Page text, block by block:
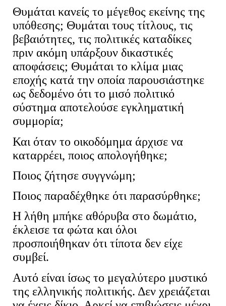
Θυμάται κανείς το μέγεθος εκείνης της
υπόθεσης; Θυμάται τους τίτλους, τις
βεβαιότητες, τις πολιτικές καταδίκες
πριν ακόμη υπάρξουν δικαστικές
αποφάσεις; Θυμάται το κλίμα μιας
εποχής κατά την οποία παρουσιάστηκε
ως δεδομένο ότι το μισό πολιτικό
σύστημα αποτελούσε εγκληματική
συμμορία;
Και όταν το οικοδόμημα άρχισε να
καταρρέει, ποιος απολογήθηκε;
Ποιος ζήτησε συγγνώμη;
Ποιος παραδέχθηκε ότι παρασύρθηκε;
Η λήθη μπήκε αθόρυβα στο δωμάτιο,
έκλεισε τα φώτα και όλοι
προσποιήθηκαν ότι τίποτα δεν είχε
συμβεί.
Αυτό είναι ίσως το μεγαλύτερο μυστικό
της ελληνικής πολιτικής. Δεν χρειάζεται